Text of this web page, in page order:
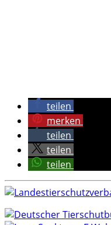
teilen
merken
teilen
teilen
teilen